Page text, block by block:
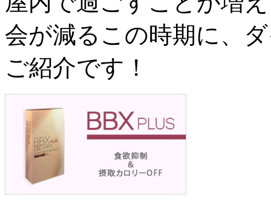
会が減るこの時期に、
ご紹介です！